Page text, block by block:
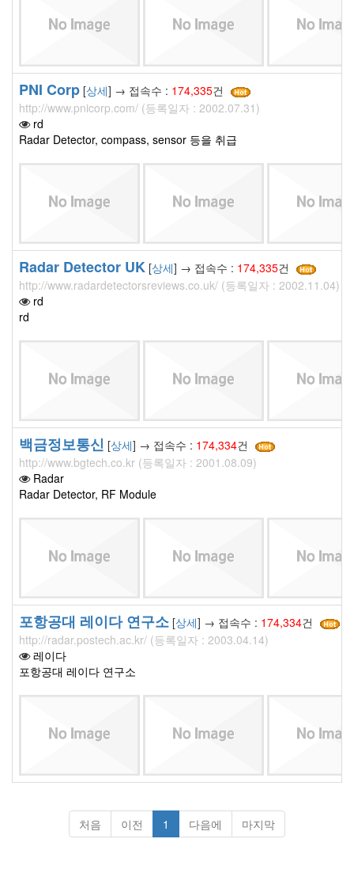
PNI Corp [상세] → 접속수 : 174,335건
http://www.pnicorp.com/ (등록일자 : 2002.07.31)
rd
Radar Detector, compass, sensor 등을 취급
Radar Detector UK [상세] → 접속수 : 174,335건
http://www.radardetectorsreviews.co.uk/ (등록일자 : 2002.11.04)
rd
rd
백금정보통신 [상세] → 접속수 : 174,334건
http://www.bgtech.co.kr (등록일자 : 2001.08.09)
Radar
Radar Detector, RF Module
포항공대 레이다 연구소 [상세] → 접속수 : 174,334건
http://radar.postech.ac.kr/ (등록일자 : 2003.04.14)
레이다
포항공대 레이다 연구소
처음 이전 1 다음에 마지막